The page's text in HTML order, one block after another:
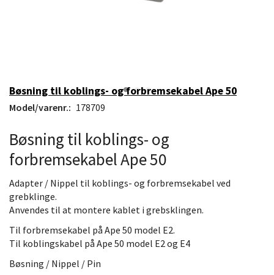
Bøsning til koblings- og forbremsekabel Ape 50
Model/varenr.: 178709
Bøsning til koblings- og
forbremsekabel Ape 50
Adapter / Nippel til koblings- og forbremsekabel ved
grebklinge.
Anvendes til at montere kablet i grebsklingen.
Til forbremsekabel på Ape 50 model E2.
Til koblingskabel på Ape 50 model E2 og E4
Bøsning / Nippel / Pin